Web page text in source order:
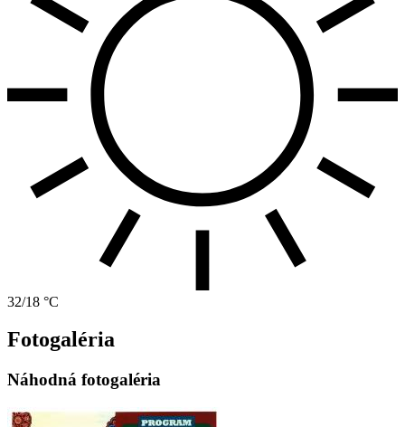
32/18 °C
Fotogaléria
Náhodná fotogaléria